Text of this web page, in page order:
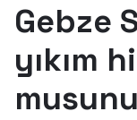
Gebze
yıkım